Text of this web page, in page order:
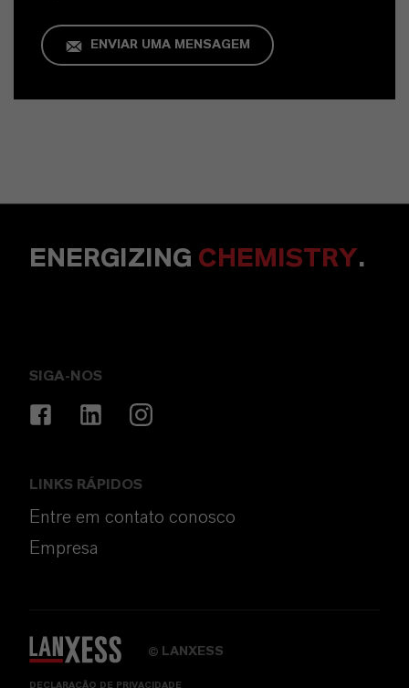
ENVIAR UMA MENSAGEM
ENERGIZING CHEMISTRY.
SIGA-NOS
LINKS RÁPIDOS
Entre em contato conosco
Empresa
© LANXESS
DECLARAÇÃO DE PRIVACIDADE